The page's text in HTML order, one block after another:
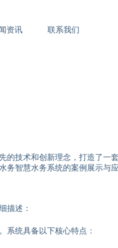
资讯 联系我们
的技术和创新理念，打造了一
智慧水务系统的案例展示与应
描述：
系统具备以下核心特点：